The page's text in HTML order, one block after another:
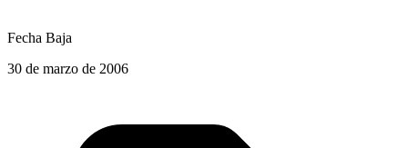
Fecha Baja
30 de marzo de 2006